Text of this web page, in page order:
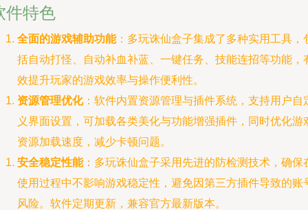
件特色
全面的游戏辅助功能：多玩诛仙盒子集成了多种实用工具，
括自动打怪、自动补血补蓝、一键任务、技能连招等功能，
效提升玩家的游戏效率与操作便利性。
资源管理优化：软件内置资源管理与插件系统，支持用户自
义界面设置，可加载各类美化与功能增强插件，同时优化游
资源加载速度，减少卡顿问题。
安全稳定性能：多玩诛仙盒子采用先进的防检测技术，确保
使用过程中不影响游戏稳定性，避免因第三方插件导致的账
风险。软件定期更新，兼容官方最新版本。